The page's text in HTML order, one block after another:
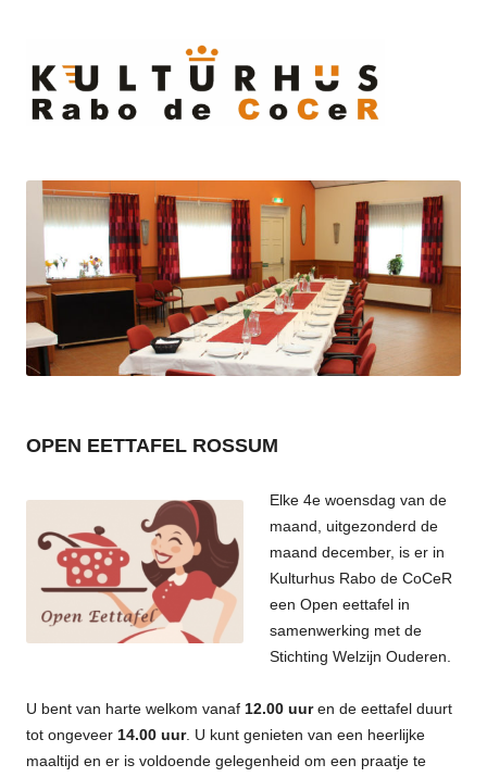
OPEN EETTAFEL ROSSUM
Elke 4e woensdag van de
maand, uitgezonderd de
maand december, is er in
Kulturhus Rabo de CoCeR
een Open eettafel in
samenwerking met de
Stichting Welzijn Ouderen.
U bent van harte welkom vanaf 12.00 uuren de eettafel duurt
tot ongeveer 14.00 uur. U kunt genieten van een heerlijke
maaltijd en er is voldoende gelegenheid om een praatje te